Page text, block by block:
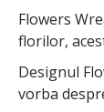
Flowers
florilor,
Designul
vorba